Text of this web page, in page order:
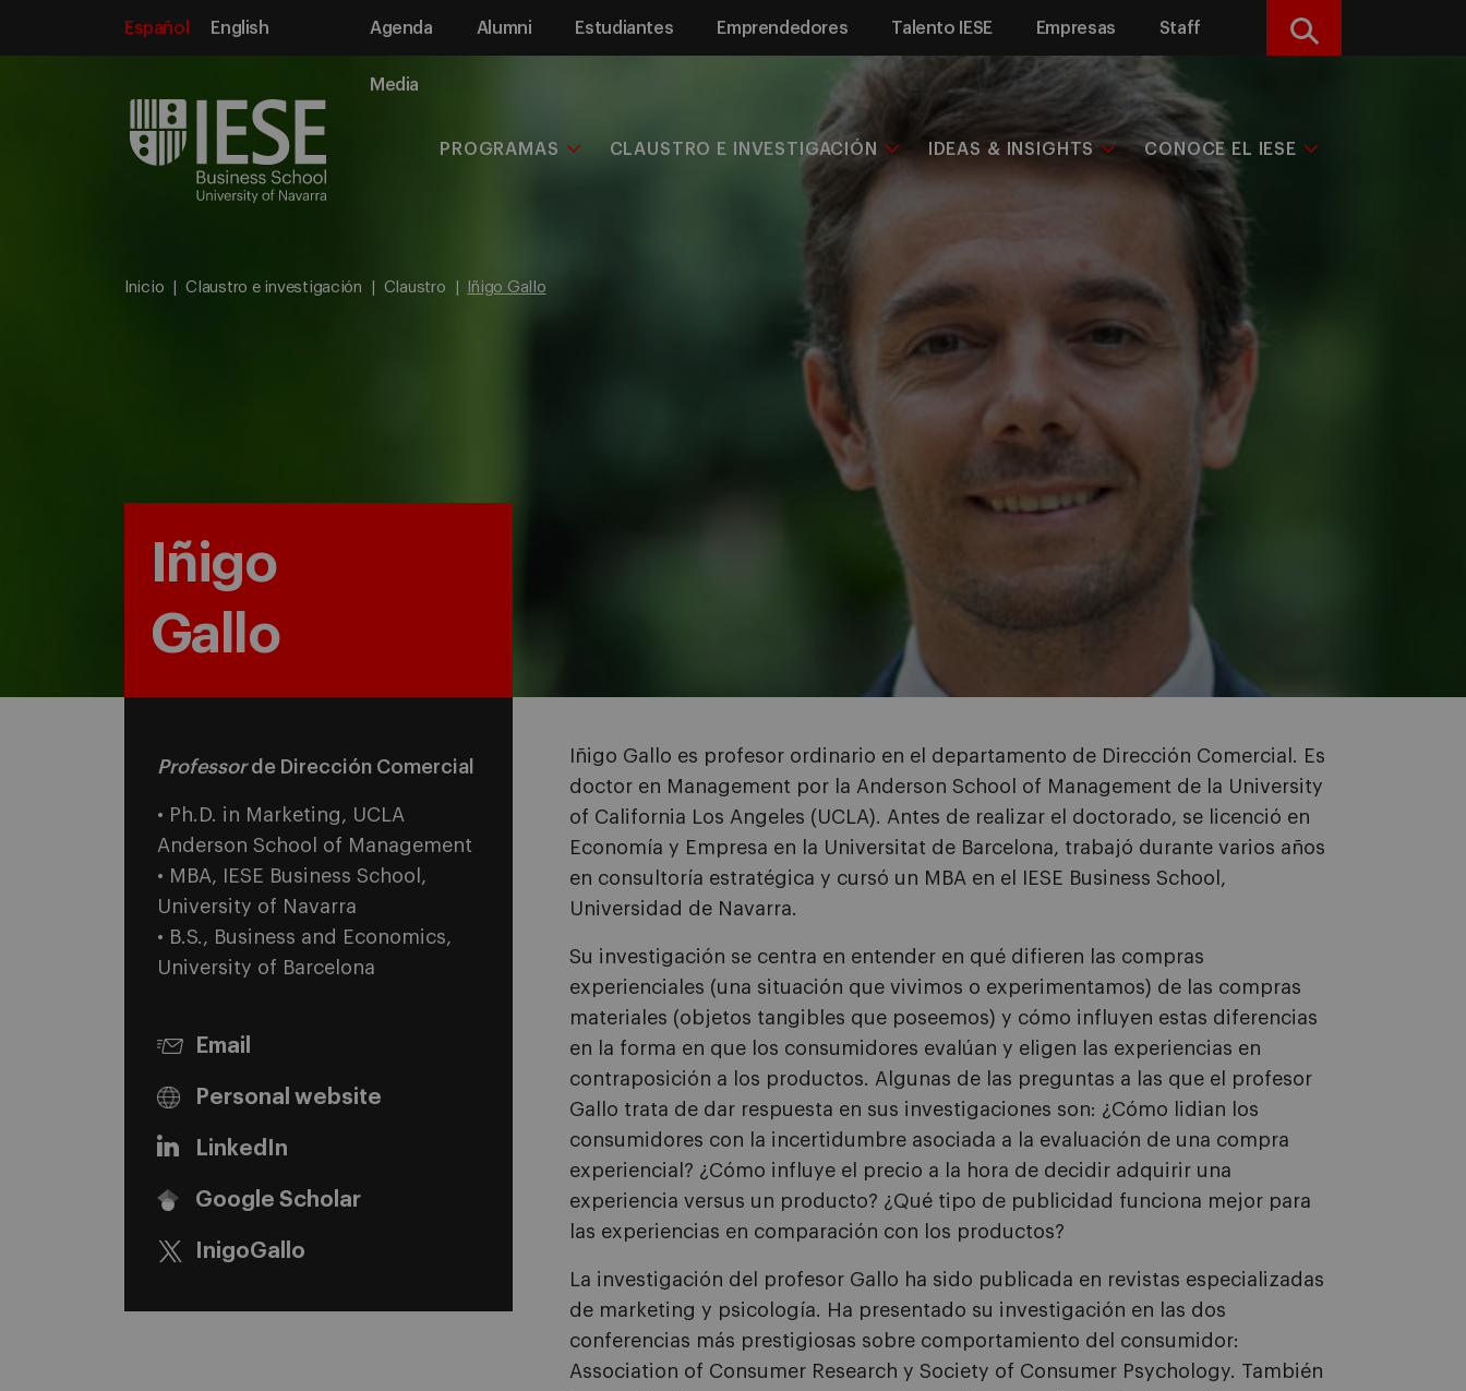
Español English Agenda Alumni Estudiantes Emprendedores Talento IESE Empresas Staff
Media
Buscar
PROGRAMAS CLAUSTRO E INVESTIGACIÓN IDEAS & INSIGHTS CONOCE EL IESE
Inicio Claustro e investigación Claustro Iñigo Gallo
Iñigo
Gallo
Professorde Dirección Comercial
• Ph.D. in Marketing, UCLA
Anderson School of Management
• MBA, IESE Business School,
University of Navarra
• B.S., Business and Economics,
University of Barcelona
Email
Personal website
LinkedIn
Google Scholar
InigoGallo
Iñigo Gallo es profesor ordinario en el departamento de Dirección Comercial. Es
doctor en Management por la Anderson School of Management de la University
of California Los Angeles (UCLA). Antes de realizar el doctorado, se licenció en
Economía y Empresa en la Universitat de Barcelona, trabajó durante varios años
en consultoría estratégica y cursó un MBA en el IESE Business School,
Universidad de Navarra.
Su investigación se centra en entender en qué difieren las compras
experienciales (una situación que vivimos o experimentamos) de las compras
materiales (objetos tangibles que poseemos) y cómo influyen estas diferencias
en la forma en que los consumidores evalúan y eligen las experiencias en
contraposición a los productos. Algunas de las preguntas a las que el profesor
Gallo trata de dar respuesta en sus investigaciones son: ¿Cómo lidian los
consumidores con la incertidumbre asociada a la evaluación de una compra
experiencial? ¿Cómo influye el precio a la hora de decidir adquirir una
experiencia versus un producto? ¿Qué tipo de publicidad funciona mejor para
las experiencias en comparación con los productos?
La investigación del profesor Gallo ha sido publicada en revistas especializadas
de marketing y psicología. Ha presentado su investigación en las dos
conferencias más prestigiosas sobre comportamiento del consumidor:
Association of Consumer Research y Society of Consumer Psychology. También